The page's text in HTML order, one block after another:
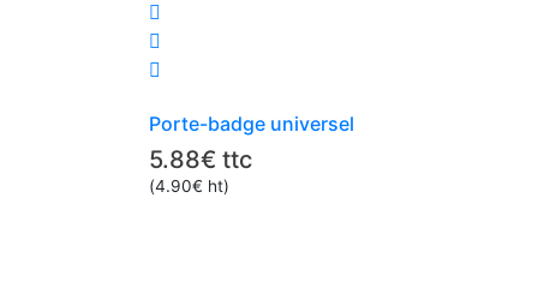
Porte-badge universel
5.88€ ttc
(4.90€ ht)